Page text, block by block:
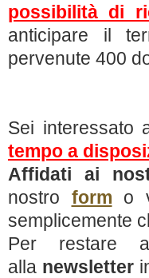
possibilità di
anticipare il
pervenute 400
Sei interessato
tempo a
Affidati ai
nostro form o
semplicemente
Per restare
alla newsletter